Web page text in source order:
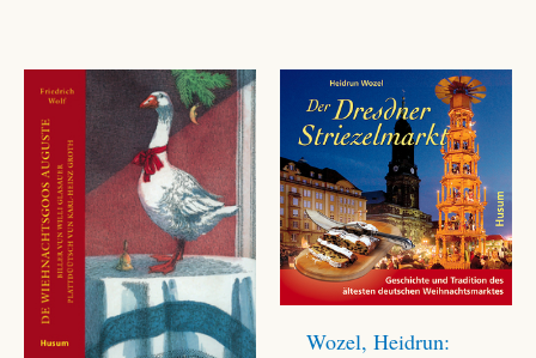
Wozel, Heidrun: